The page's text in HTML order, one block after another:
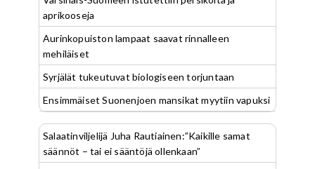
aprikooseja
Aurinkopuiston lampaat saavat rinnalleen
mehiläiset
Syrjälät tukeutuvat biologiseen torjuntaan
Ensimmäiset Suonenjoen mansikat myytiin vapuksi
Salaatinviljelijä Juha Rautiainen:”Kaikille samat
säännöt – tai ei sääntöjä ollenkaan”